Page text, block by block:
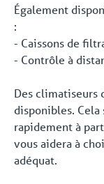
Également
- Caissons de
- Contrôle à
Des climatiseurs
disponibles.
rapidement à
vous aidera à
adéquat.